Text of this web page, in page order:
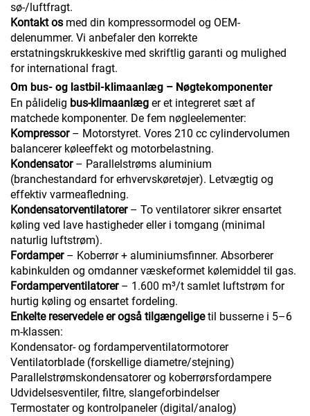
sø-/luftfragt.
Kontakt os med din kompressormodel og OEM-
delenummer. Vi anbefaler den korrekte
erstatningskrukkeskive med skriftlig garanti og mulighed
for international fragt.
Om bus- og lastbil-klimaanlæg – Nøgtekomponenter
En pålidelig bus-klimaanlæg er et integreret sæt af
matchede komponenter. De fem nøgleelementer:
Kompressor – Motorstyret. Vores 210 cc cylindervolumen
balancerer køleeffekt og motorbelastning.
Kondensator – Parallelstrøms aluminium
(branchestandard for erhvervskøretøjer). Letvægtig og
effektiv varmeafledning.
Kondensatorventilatorer – To ventilatorer sikrer ensartet
køling ved lave hastigheder eller i tomgang (minimal
naturlig luftstrøm).
Fordamper – Koberrør + aluminiumsfinner. Absorberer
kabinkulden og omdanner væskeformet kølemiddel til gas.
Fordamperventilatorer – 1.600 m³/t samlet luftstrøm for
hurtig køling og ensartet fordeling.
Enkelte reservedele er også tilgængeligetil busserne i 5–6
m-klassen:
Kondensator- og fordamperventilatormotorer
Ventilatorblade (forskellige diametre/stejning)
Parallelstrømskondensatorer og koberrørsfordampere
Udvidelsesventiler, filtre, slangeforbindelser
Termostater og kontrolpaneler (digital/analog)